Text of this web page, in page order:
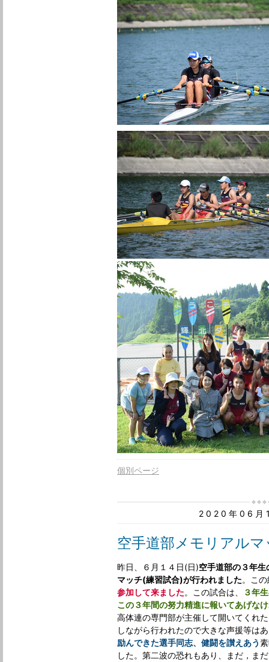
個別ページ
2020年06月
空手道部メモリアル
昨日、６月１４日(日)空手道部の３年
マッチ(練習試合)が行われました。こ
参加して来ました。この試合は、
３年
この３年間の努力精進に報いてあげな
高体連の専門部が主催して開いてくれ
しながら行われたので大きな声援等は
励んできた選手同志、健闘を讃えあう
した。第二波の恐れもあり、まだ，ま